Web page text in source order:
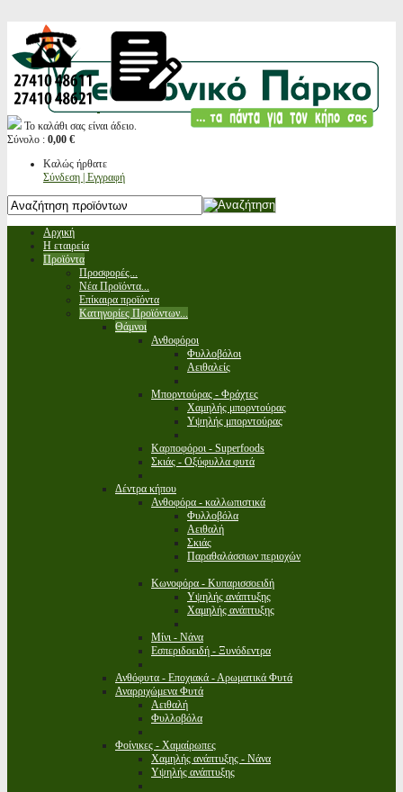
Το καλάθι σας είναι άδειο.
Σύνολο : 0,00 €
Καλώς ήρθατε
Σύνδεση | Εγγραφή
Αρχική
Η εταιρεία
Προϊόντα
Προσφορές...
Νέα Προϊόντα...
Επίκαιρα προϊόντα
Κατηγορίες Προϊόντων...
Θάμνοι
Ανθοφόροι
Φυλλοβόλοι
Αειθαλείς
Μπορντούρας - Φράχτες
Χαμηλής μπορντούρας
Υψηλής μπορντούρας
Καρποφόροι - Superfoods
Σκιάς - Οξύφυλλα φυτά
Δέντρα κήπου
Ανθοφόρα - καλλωπιστικά
Φυλλοβόλα
Αειθαλή
Σκιάς
Παραθαλάσσιων περιοχών
Κωνοφόρα - Κυπαρισσοειδή
Υψηλής ανάπτυξης
Χαμηλής ανάπτυξης
Μίνι - Νάνα
Εσπεριδοειδή - Ξυνόδεντρα
Ανθόφυτα - Εποχιακά - Αρωματικά Φυτά
Αναρριχώμενα Φυτά
Αειθαλή
Φυλλοβόλα
Φοίνικες - Χαμαίρωπες
Χαμηλής ανάπτυξης - Νάνα
Υψηλής ανάπτυξης